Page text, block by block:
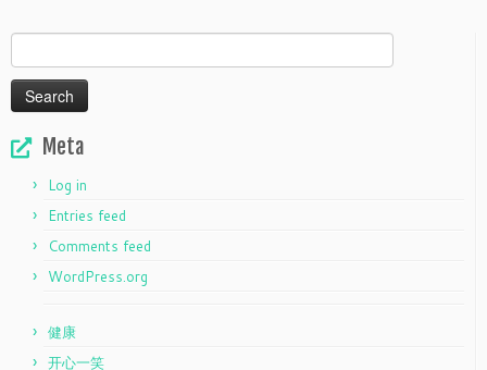
for:
Meta
Log in
Entries feed
Comments feed
WordPress.org
健康
开心一笑